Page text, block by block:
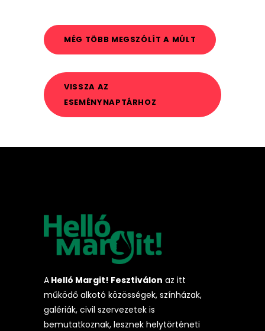
MÉG TÖBB MEGSZÓLÍT A MÚLT
VISSZA AZ
ESEMÉNYNAPTÁRHOZ
A Helló Margit! Fesztiválon az itt
működő alkotó közösségek, színházak,
galériák, civil szervezetek is
bemutatkoznak, lesznek helytörténeti